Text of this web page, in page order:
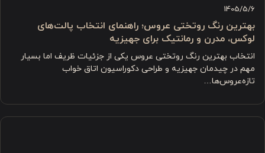
1405/5/6
بهترین رنگ روتختی عروس؛ راهنمای انتخاب پالت‌های
لوکس، مدرن و رمانتیک برای جهیزیه
انتخاب بهترین رنگ روتختی عروس یکی از جزئیات ظریف اما بسیار
مهم در چیدمان جهیزیه و طراحی دکوراسیون اتاق خواب
تازه‌عروس‌ها…